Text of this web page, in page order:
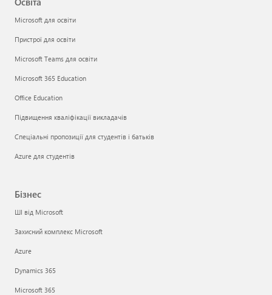
Microsoft для освіти
Пристрої для освіти
Microsoft Teams для освіти
Microsoft 365 Education
Office Education
Підвищення кваліфікації викладачів
Спеціальні пропозиції для студентів і батьків
Azure для студентів
Бізнес
ШІ від Microsoft
Захисний комплекс Microsoft
Azure
Dynamics 365
Microsoft 365